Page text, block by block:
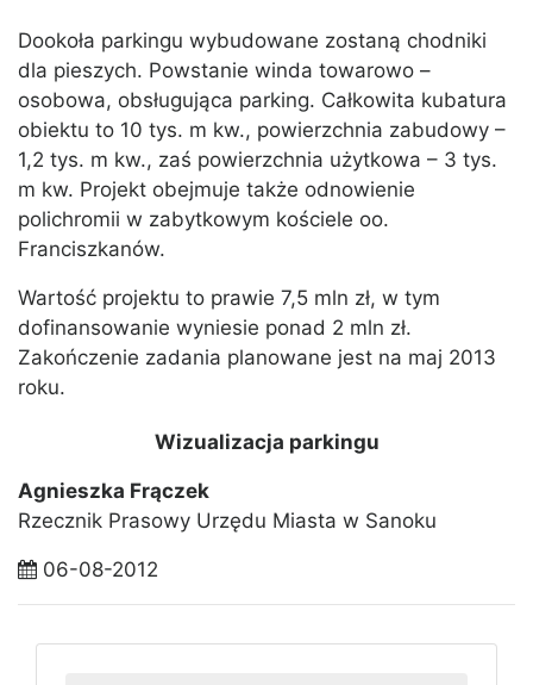
Dookoła parkingu wybudowane zostaną chodniki
dla pieszych. Powstanie winda towarowo –
osobowa, obsługująca parking. Całkowita kubatura
obiektu to 10 tys. m kw., powierzchnia zabudowy –
1,2 tys. m kw., zaś powierzchnia użytkowa – 3 tys.
m kw. Projekt obejmuje także odnowienie
polichromii w zabytkowym kościele oo.
Franciszkanów.
Wartość projektu to prawie 7,5 mln zł, w tym
dofinansowanie wyniesie ponad 2 mln zł.
Zakończenie zadania planowane jest na maj 2013
roku.
Wizualizacja parkingu
Agnieszka Frączek
Rzecznik Prasowy Urzędu Miasta w Sanoku
06-08-2012